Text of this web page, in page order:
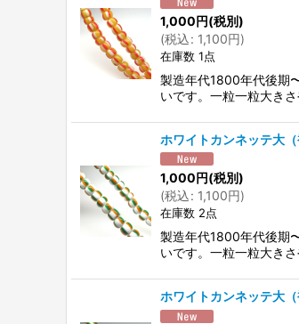
並び順:
1,000円(税別)
(税込: 1,100円)
在庫数 1点
製造年代1800年代後期
いです。一粒一粒大き
ホワイトカンネッテ大（
1,000円(税別)
(税込: 1,100円)
在庫数 2点
製造年代1800年代後期
いです。一粒一粒大き
ホワイトカンネッテ大（